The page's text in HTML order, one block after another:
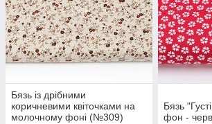
Бязь із дрібними
коричневими квіточками на
молочному фоні (№309)
Бязь
фон -